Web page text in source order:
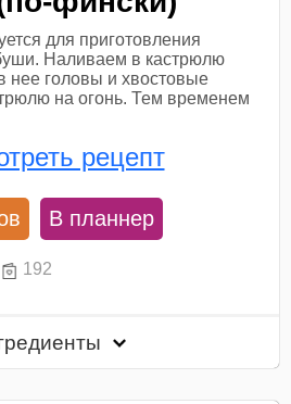
для приготовления
Наливаем в кастрюлю
нее головы и хвостовые
на огонь. Тем временем
рецепт
В планнер
192